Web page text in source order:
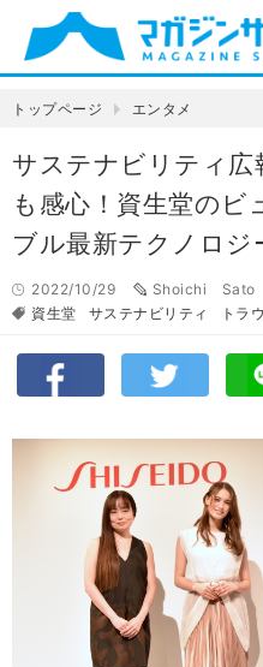
トップページ エンタメ
サステナビリティ広
も感心！資生堂のビ
ブル最新テクノロジ
2022/10/29
Shoichi Sato
資生堂
サステナビリティ トラ